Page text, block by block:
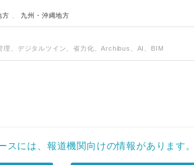
方 九州・沖縄地方
理、デジタルツイン、省力化、Archibus、AI、BIM
スには、報道機関向けの情報があります